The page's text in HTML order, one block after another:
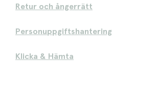
Retur och ångerrätt
Personuppgiftshantering
Klicka & Hämta